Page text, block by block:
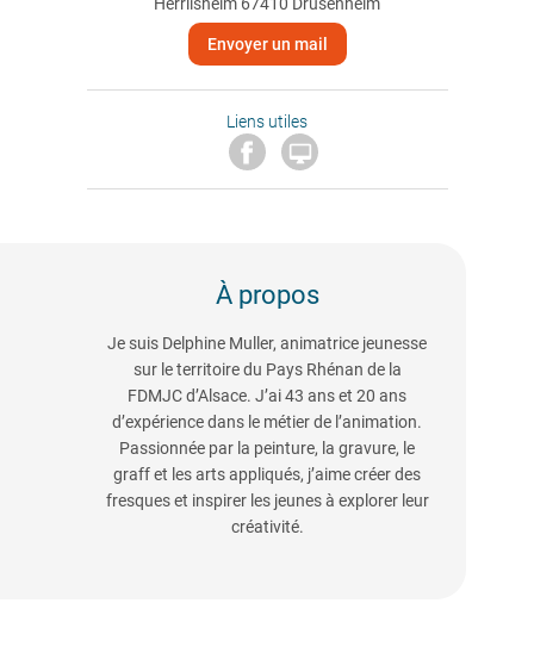
Envoyer un mail
Liens utiles

À propos
Je suis Delphine Muller, animatrice jeunesse
sur le territoire du Pays Rhénan de la
FDMJC d’Alsace. J’ai 43 ans et 20 ans
d’expérience dans le métier de l’animation.
Passionnée par la peinture, la gravure, le
graff et les arts appliqués, j’aime créer des
fresques et inspirer les jeunes à explorer leur
créativité.